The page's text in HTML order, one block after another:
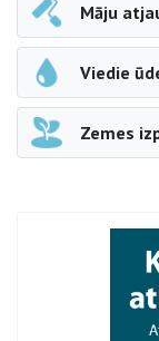
Māju
Viedie
Zemes